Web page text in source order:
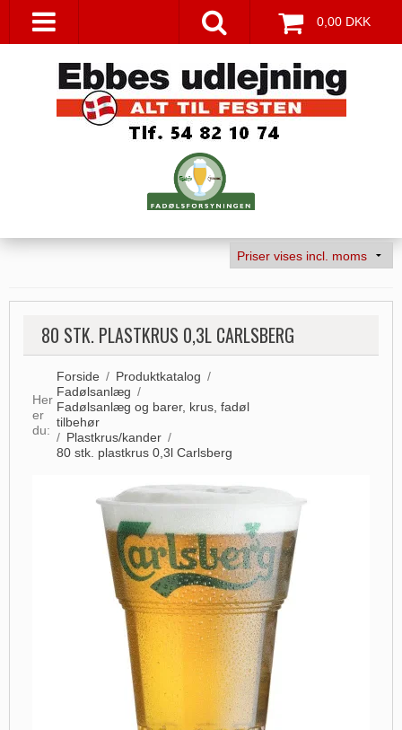
0,00 DKK
80 STK. PLASTKRUS 0,3L CARLSBERG
Her
er
du:
Forside / Produktkatalog /
Fadølsanlæg /
Fadølsanlæg og barer, krus, fadøl
tilbehør
/ Plastkrus/kander /
80 stk. plastkrus 0,3l Carlsberg